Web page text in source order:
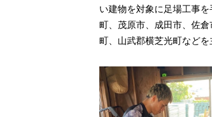
い建物を対象に足場工事
町、茂原市、成田市、佐
町、山武郡横芝光町など